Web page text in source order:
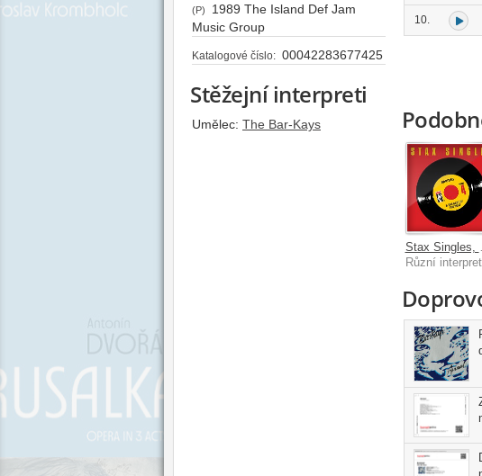
(P)
1989 The Island Def Jam
Music Group
Katalogové číslo: 00042283677425
Stěžejní interpreti
Umělec: The Bar-Kays
10.
Různí